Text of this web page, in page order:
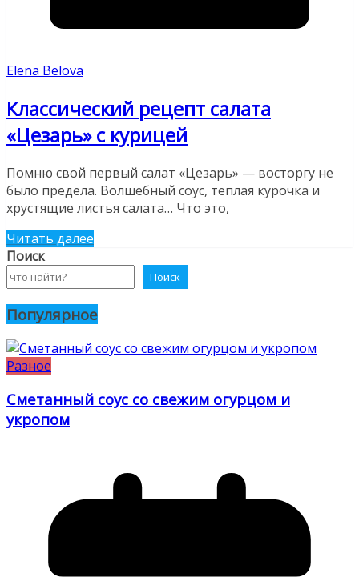
Elena Belova
Классический рецепт салата
«Цезарь» с курицей
Помню свой первый салат «Цезарь» — восторгу не
было предела. Волшебный соус, теплая курочка и
хрустящие листья салата… Что это,
Читать далее
Поиск
Поиск
Популярное
Разное
Сметанный соус со свежим огурцом и
укропом